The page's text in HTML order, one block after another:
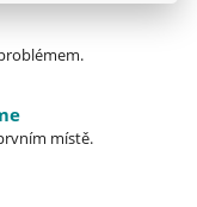
místě.